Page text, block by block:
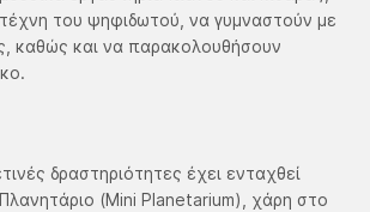
του ψηφιδωτού, να γυμναστούν με
καθώς και να παρακολουθήσουν
δραστηριότητες έχει ενταχθεί
(Mini Planetarium), χάρη στο